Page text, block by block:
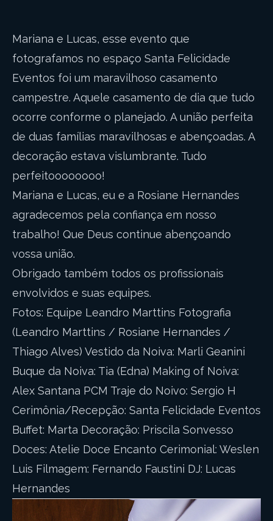
Mariana e Lucas, esse evento que
fotografamos no espaço Santa Felicidade
Eventos foi um maravilhoso casamento
campestre. Aquele casamento de dia que tudo
ocorre conforme o planejado. A união perfeita
de duas famílias maravilhosas e abençoadas. A
decoração estava vislumbrante. Tudo
perfeitoooooooo!
Mariana e Lucas, eu e a Rosiane Hernandes
agradecemos pela confiança em nosso
trabalho! Que Deus continue abençoando
vossa união.
Obrigado também todos os profissionais
envolvidos e suas equipes.
Fotos: Equipe Leandro Marttins Fotografia
(Leandro Marttins / Rosiane Hernandes /
Thiago Alves) Vestido da Noiva: Marli Geanini
Buque da Noiva: Tia (Edna) Making of Noiva:
Alex Santana PCM Traje do Noivo: Sergio H
Cerimônia/Recepção: Santa Felicidade Eventos
Buffet: Marta Decoração: Priscila Sonvesso
Doces: Atelie Doce Encanto Cerimonial: Weslen
Luis Filmagem: Fernando Faustini DJ: Lucas
Hernandes